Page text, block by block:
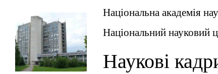
Національна академія
Національний науковий
Наукові